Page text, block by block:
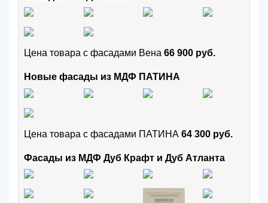
Цена товара с фасадами Вена 66 900 руб.
Новые фасады из МДФ ПАТИНА
Цена товара с фасадами ПАТИНА 64 300 руб.
Фасады из МДФ Дуб Крафт и Дуб Атланта